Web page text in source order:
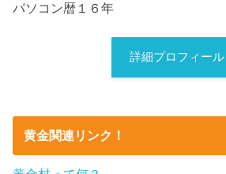
パソコン暦１６年
詳細プロフィール
黄金関連リンク！